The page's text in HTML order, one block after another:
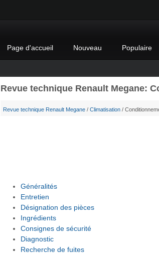
Page d'accueil Nouveau Populaire
Revue technique Renault Megane:
Revue technique Renault Megane/ Climatisation/
Généralités
Entretien
Désignation des pièces
Ingrédients
Consignes de sécurité
Diagnostic
Recherche de fuites